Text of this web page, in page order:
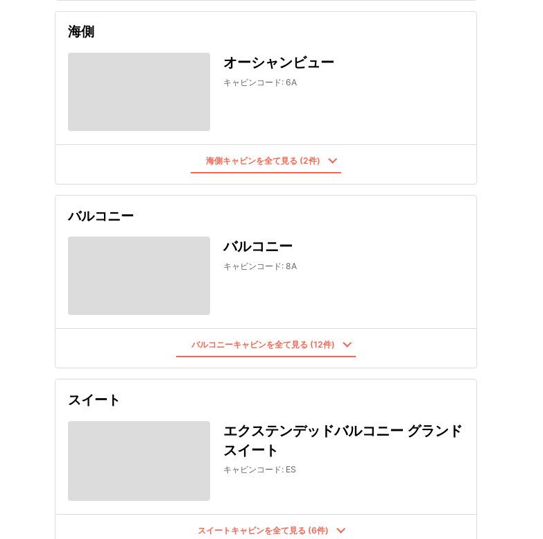
海側
オーシャンビュー
キャビンコード: 6A
海側キャビンを全て見る (2件)
バルコニー
バルコニー
キャビンコード: 8A
バルコニーキャビンを全て見る (12件)
スイート
エクステンデッドバルコニー グランド
スイート
キャビンコード: ES
スイートキャビンを全て見る (6件)